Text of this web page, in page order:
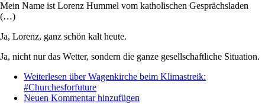
Mein Name ist Lorenz Hummel vom katholischen Gesprächsladen
(…)
Ja, Lorenz, ganz schön kalt heute.
Ja, nicht nur das Wetter, sondern die ganze gesellschaftliche Situation.
Weiterlesen über Wagenkirche beim Klimastreik:
#Churchesforfuture
Neuen Kommentar hinzufügen